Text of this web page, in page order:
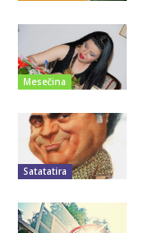
Mesečina
Satatatira